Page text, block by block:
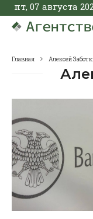
пт, 07 августа
Главная Алексей